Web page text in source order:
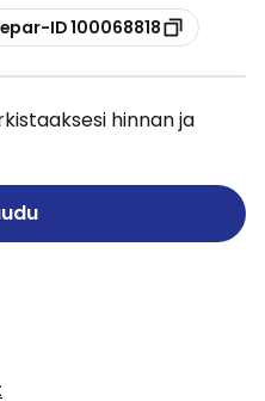
ID 100068818
hinnan ja